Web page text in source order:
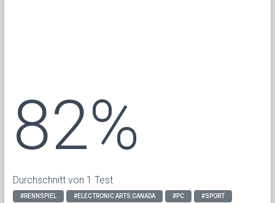
82%
Durchschnitt von 1 Test
#RENNSPIEL #ELECTRONIC ARTS CANADA #PC #SPORT